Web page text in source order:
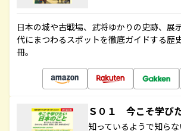
日本の城や古戦場、武将ゆかりの史跡、展
代にまつわるスポットを徹底ガイドする歴
冊。
Ｓ０１ 今こそ学び
知っているようで知ら